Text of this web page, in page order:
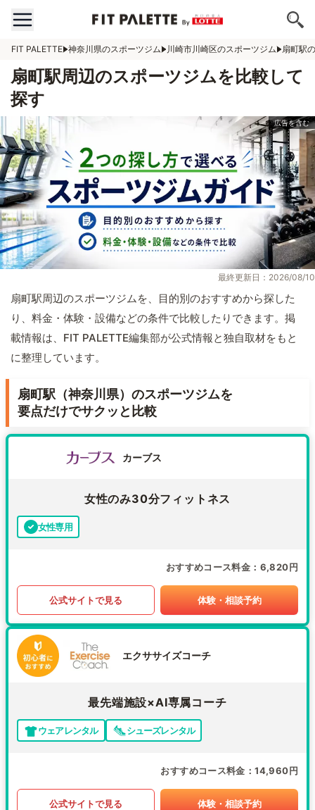
FIT PALETTE 神奈川県のスポーツジム 川崎市川崎区のスポーツジム 扇町駅
扇町駅周辺のスポーツジムを比較して
探す
最終更新日：2026/08/10
扇町駅周辺のスポーツジムを、目的別のおすすめから探した
り、料金・体験・設備などの条件で比較したりできます。掲
載情報は、FIT PALETTE編集部が公式情報と独自取材をもと
に整理しています。
扇町駅（神奈川県）のスポーツジムを
要点だけでサクッと比較
カーブス
女性のみ30分フィットネス
女性専用
おすすめコース料金 6,820円
公式サイトで見る 体験・相談予約
エクササイズコーチ
最先端施設×AI専属コーチ
ウェアレンタル シューズレンタル
おすすめコース料金 14,960円
公式サイトで見る 体験・相談予約